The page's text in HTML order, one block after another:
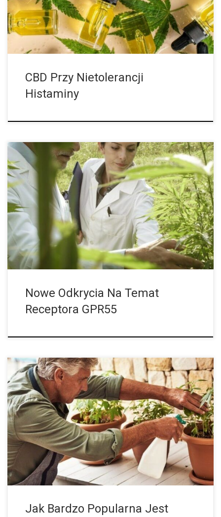
potencjalnie toksycznymi […]
CBD Przy Nietolerancji
Histaminy
Chociaż działanie klasycznych receptorów kannabinoidowych i
endokannabinoidów jest już dobrze zbadane, w innych
obszarach układu endokannabinoidowego wciąż jest wiele do
odkrycia. Naukowcy odkryli, że oprócz receptorów CB1 i CB2
istnieją […]
Nowe Odkrycia Na Temat
Receptora GPR55
Jak powszechna jest w Niemczech domowa uprawa konopi po
jej legalizacji? Ilu konsumentów korzysta z możliwości, jakie daje
legalizacja, i zaspokaja swoje potrzeby poprzez uprawę we
własnym ogrodzie lub w […]
Jak Bardzo Popularna Jest